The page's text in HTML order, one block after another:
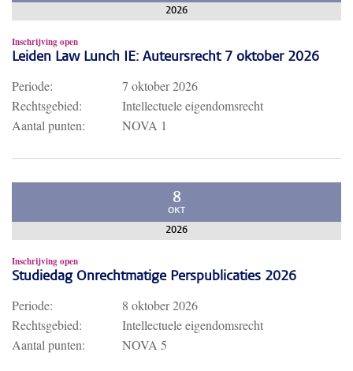
2026
Inschrijving open
Leiden Law Lunch IE: Auteursrecht 7 oktober 2026
Periode:
7 oktober 2026
Rechtsgebied:
Intellectuele eigendomsrecht
Aantal punten:
NOVA 1
8
OKT
2026
Inschrijving open
Studiedag Onrechtmatige Perspublicaties 2026
Periode:
8 oktober 2026
Rechtsgebied:
Intellectuele eigendomsrecht
Aantal punten:
NOVA 5